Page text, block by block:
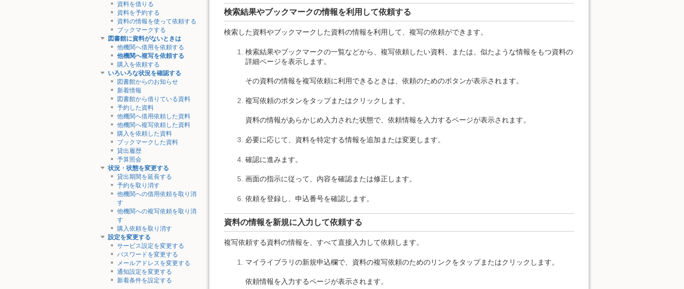
資料を借りる
資料を予約する
資料の情報を使って依頼する
ブックマークする
図書館に資料がないときは
他機関へ借用を依頼する
他機関へ複写を依頼する
購入を依頼する
いろいろな状況を確認する
図書館からのお知らせ
新着情報
図書館から借りている資料
予約した資料
他機関へ借用依頼した資料
他機関へ複写依頼した資料
購入を依頼した資料
ブックマークした資料
貸出履歴
予算照会
状況・状態を変更する
貸出期間を延長する
予約を取り消す
他機関への借用依頼を取り消
す
他機関への複写依頼を取り消
す
購入依頼を取り消す
設定を変更する
サービス設定を変更する
パスワードを変更する
メールアドレスを変更する
通知設定を変更する
新着条件を設定する
検索結果やブックマークの情報を利用して依頼する
検索した資料やブックマークした資料の情報を利用して、複写の依頼ができます。
検索結果やブックマークの一覧などから、複写依頼したい資料、または、似たような情報をもつ資料の
詳細ページを表示します。
その資料の情報を複写依頼に利用できるときは、依頼のためのボタンが表示されます。
複写依頼のボタンをタップまたはクリックします。
資料の情報があらかじめ入力された状態で、依頼情報を入力するページが表示されます。
必要に応じて、資料を特定する情報を追加または変更します。
確認に進みます。
画面の指示に従って、内容を確認または修正します。
依頼を登録し、申込番号を確認します。
資料の情報を新規に入力して依頼する
複写依頼する資料の情報を、すべて直接入力して依頼します。
マイライブラリの新規申込欄で、資料の複写依頼のためのリンクをタップまたはクリックします。
依頼情報を入力するページが表示されます。